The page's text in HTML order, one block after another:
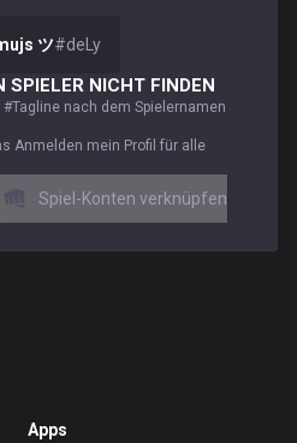
ツ#deLy
SPIELER NICHT FINDEN
nach dem Spielernamen
Anmelden mein Profil für alle
Spiel-Konten verknüpfen
Apps